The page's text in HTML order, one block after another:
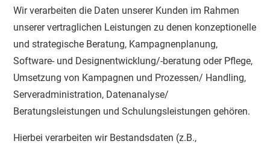
Wir verarbeiten die Daten unserer Kunden im Rahmen
unserer vertraglichen Leistungen zu denen konzeptionelle
und strategische Beratung, Kampagnenplanung,
Software- und Designentwicklung/-beratung oder Pflege,
Umsetzung von Kampagnen und Prozessen/ Handling,
Serveradministration, Datenanalyse/
Beratungsleistungen und Schulungsleistungen gehören.
Hierbei verarbeiten wir Bestandsdaten (z.B.,